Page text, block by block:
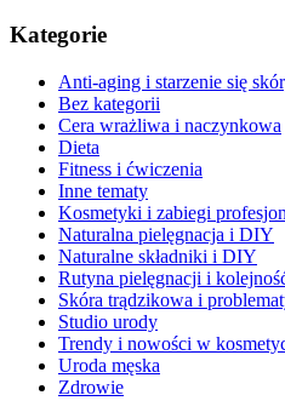
Kategorie
Anti-aging i starzenie się
Bez kategorii
Cera wrażliwa i naczynkowa
Dieta
Fitness i ćwiczenia
Inne tematy
Kosmetyki i zabiegi
Naturalna pielęgnacja i DIY
Naturalne składniki i DIY
Rutyna pielęgnacji i
Skóra trądzikowa i
Studio urody
Trendy i nowości w
Uroda męska
Zdrowie